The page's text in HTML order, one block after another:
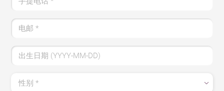
电邮*
出生日期 (YYYY-MM-DD)
性别*